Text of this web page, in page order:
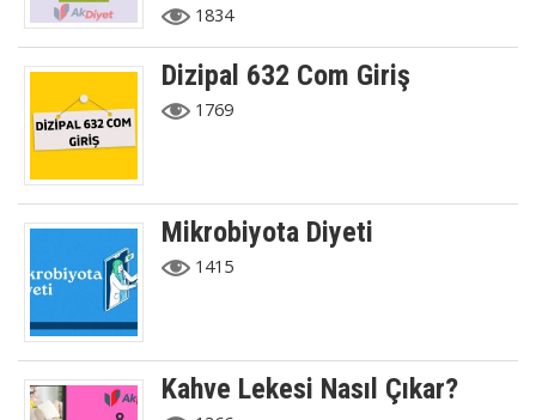
1834
Dizipal 632 Com Giriş
1769
Mikrobiyota Diyeti
1415
Kahve Lekesi Nasıl Çıkar?